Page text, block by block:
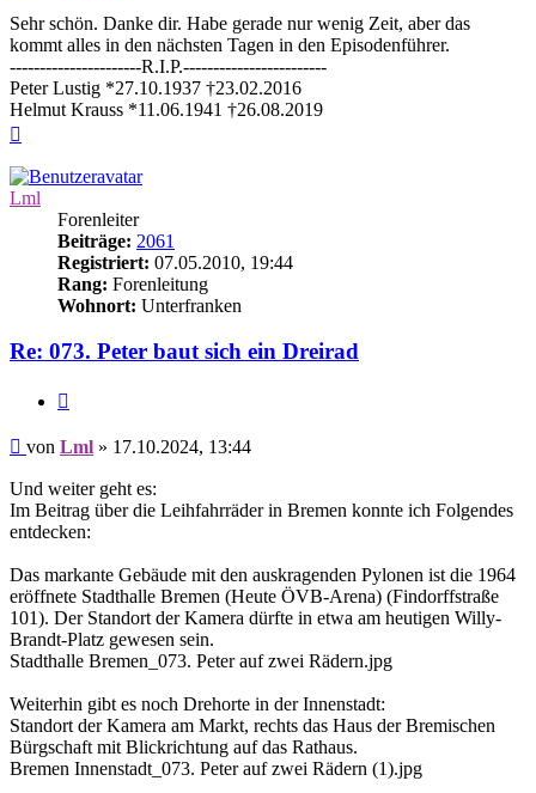
Sehr schön. Danke dir. Habe gerade nur wenig Zeit, aber das
kommt alles in den nächsten Tagen in den Episodenführer.
----------------------R.I.P.------------------------
Peter Lustig *27.10.1937 †23.02.2016
Helmut Krauss *11.06.1941 †26.08.2019
Lml
Forenleiter
Beiträge: 2061
Registriert: 07.05.2010, 19:44
Rang: Forenleitung
Wohnort: Unterfranken
Re: 073. Peter baut sich ein Dreirad
Beitrag
von Lml » 17.10.2024, 13:44
Und weiter geht es:
Im Beitrag über die Leihfahrräder in Bremen konnte ich Folgendes
entdecken:
Das markante Gebäude mit den auskragenden Pylonen ist die 1964
eröffnete Stadthalle Bremen (Heute ÖVB-Arena) (Findorffstraße
101). Der Standort der Kamera dürfte in etwa am heutigen Willy-
Brandt-Platz gewesen sein.
Stadthalle Bremen_073. Peter auf zwei Rädern.jpg
Weiterhin gibt es noch Drehorte in der Innenstadt:
Standort der Kamera am Markt, rechts das Haus der Bremischen
Bürgschaft mit Blickrichtung auf das Rathaus.
Bremen Innenstadt_073. Peter auf zwei Rädern (1).jpg